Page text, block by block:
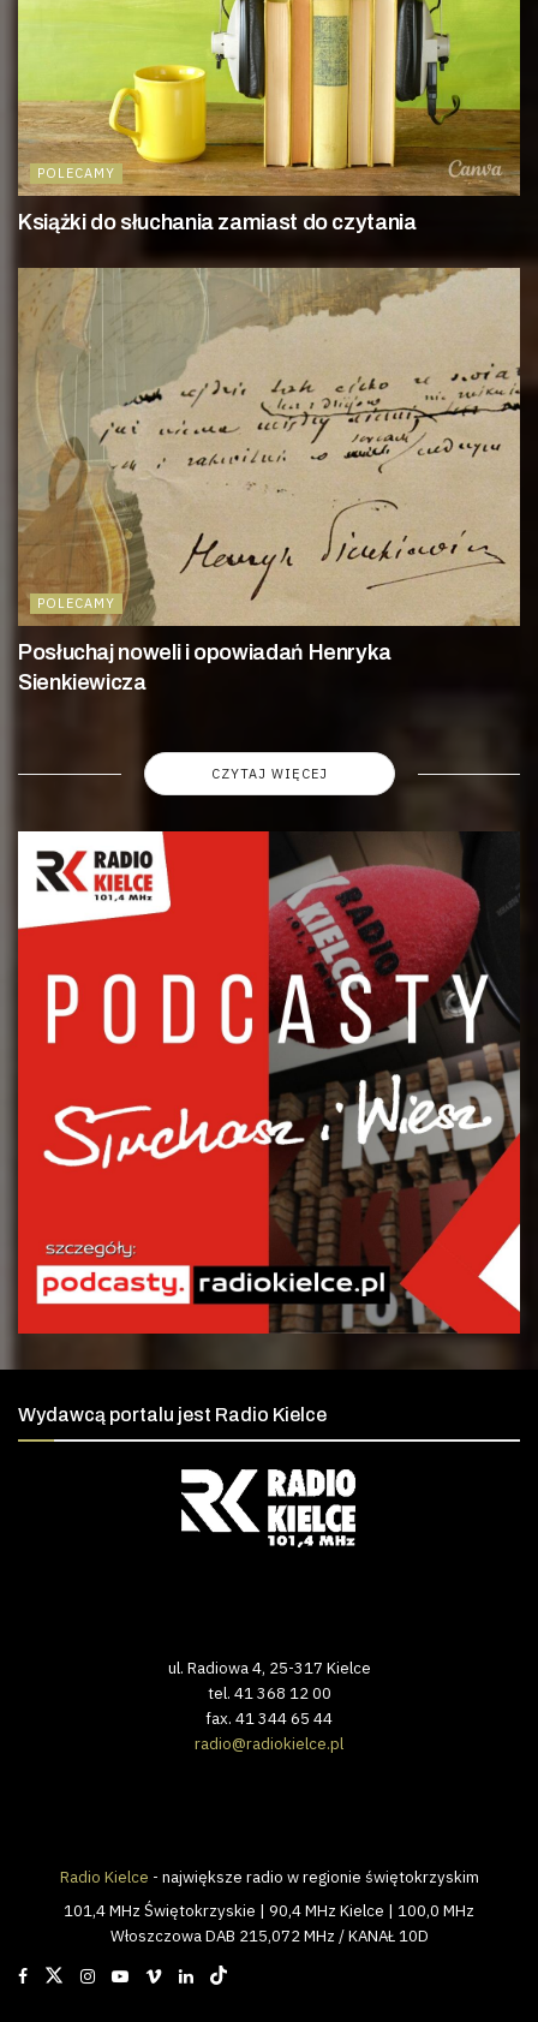
POLECAMY
Książki do słuchania zamiast do czytania
POLECAMY
Posłuchaj noweli i opowiadań Henryka
Sienkiewicza
CZYTAJ WIĘCEJ
Wydawcą portalu jest Radio Kielce
ul. Radiowa 4, 25-317 Kielce
tel. 41 368 12 00
fax. 41 344 65 44
radio@radiokielce.pl
Radio Kielce - największe radio w regionie świętokrzyskim
101,4 MHz Świętokrzyskie | 90,4 MHz Kielce | 100,0 MHz
Włoszczowa DAB 215,072 MHz / KANAŁ 10D